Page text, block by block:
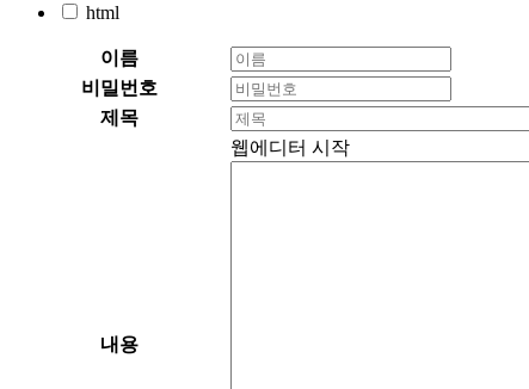
html
이름
비밀번호
제목
내용
웹에디터 시작